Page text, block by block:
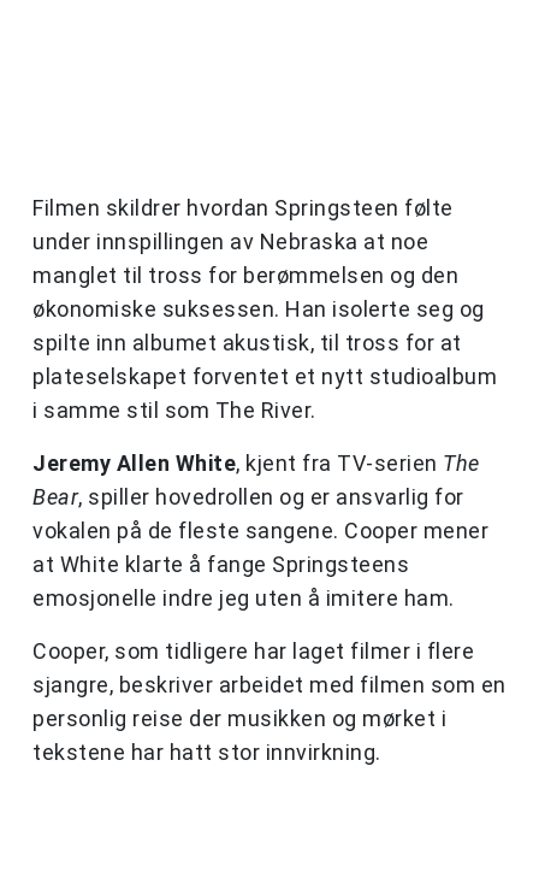
Filmen skildrer hvordan Springsteen følte
under innspillingen av Nebraska at noe
manglet til tross for berømmelsen og den
økonomiske suksessen. Han isolerte seg og
spilte inn albumet akustisk, til tross for at
plateselskapet forventet et nytt studioalbum
i samme stil som The River.
Jeremy Allen White, kjent fra TV-serien The
Bear, spiller hovedrollen og er ansvarlig for
vokalen på de fleste sangene. Cooper mener
at White klarte å fange Springsteens
emosjonelle indre jeg uten å imitere ham.
Cooper, som tidligere har laget filmer i flere
sjangre, beskriver arbeidet med filmen som en
personlig reise der musikken og mørket i
tekstene har hatt stor innvirkning.